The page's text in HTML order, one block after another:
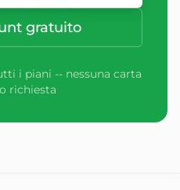
gratuito
i piani -- nessuna carta
richiesta